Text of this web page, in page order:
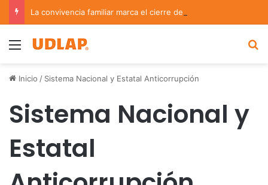
Menu
Inicio / Sistema Nacional y Estatal Anticorrupción
Sistema Nacional y
Estatal